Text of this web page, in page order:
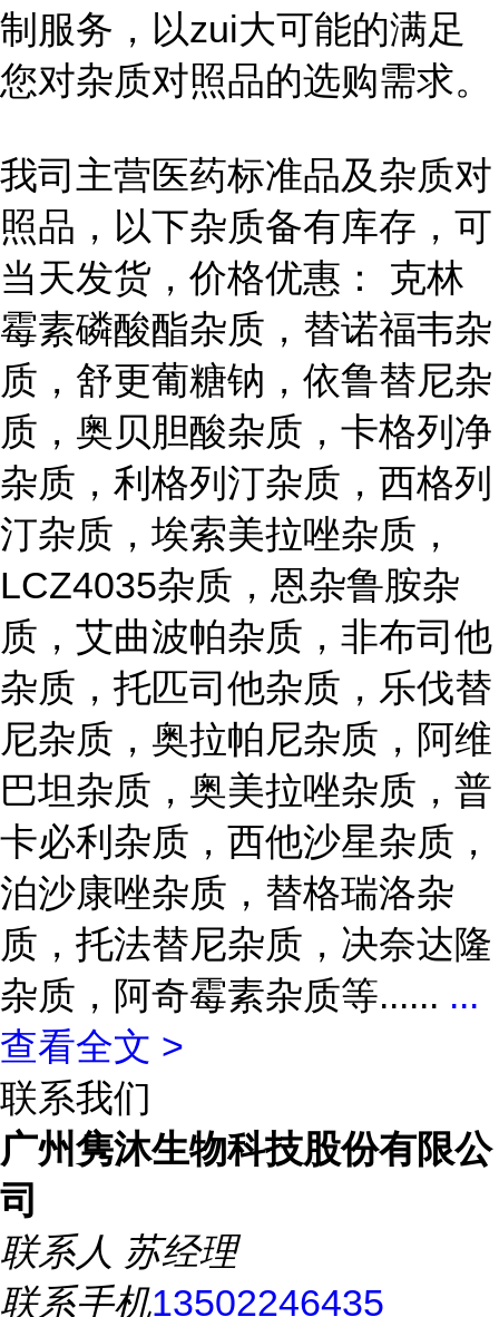
制服务，以zui大可能的满足
您对杂质对照品的选购需求。
我司主营医药标准品及杂质对
照品，以下杂质备有库存，可
当天发货，价格优惠： 克林
霉素磷酸酯杂质，替诺福韦杂
质，舒更葡糖钠，依鲁替尼杂
质，奥贝胆酸杂质，卡格列净
杂质，利格列汀杂质，西格列
汀杂质，埃索美拉唑杂质，
LCZ4035杂质，恩杂鲁胺杂
质，艾曲波帕杂质，非布司他
杂质，托匹司他杂质，乐伐替
尼杂质，奥拉帕尼杂质，阿维
巴坦杂质，奥美拉唑杂质，普
卡必利杂质，西他沙星杂质，
泊沙康唑杂质，替格瑞洛杂
质，托法替尼杂质，决奈达隆
杂质，阿奇霉素杂质等...... ...
查看全文 >
联系我们
广州隽沐生物科技股份有限公
司
联系人 苏经理
联系手机13502246435